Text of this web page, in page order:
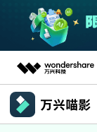
推荐产品